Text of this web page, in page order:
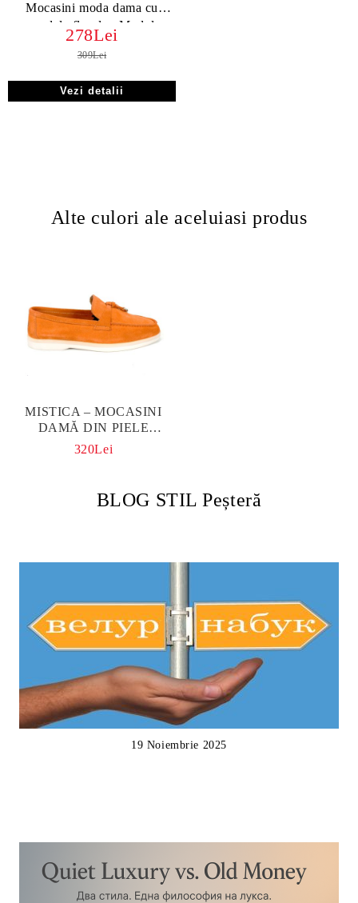
Mocasini moda dama cu
modele florale - Model
Victoria
278Lei
309Lei
Vezi detalii
Alte culori ale aceluiasi produs
MISTICA – MOCASINI
DAMĂ DIN PIELE
ÎNTOARSĂ PORTOCALIE
320Lei
BLOG STIL Peșteră
19 Noiembrie 2025